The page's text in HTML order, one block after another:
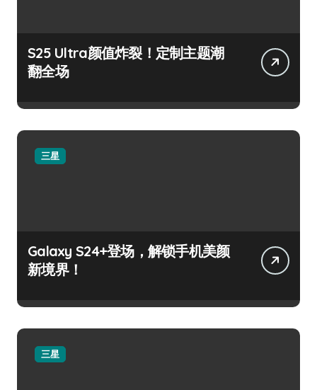
S25 Ultra颜值炸裂！定制主题潮
翻全场
三星
Galaxy S24+登场，解锁手机美颜
新境界！
三星